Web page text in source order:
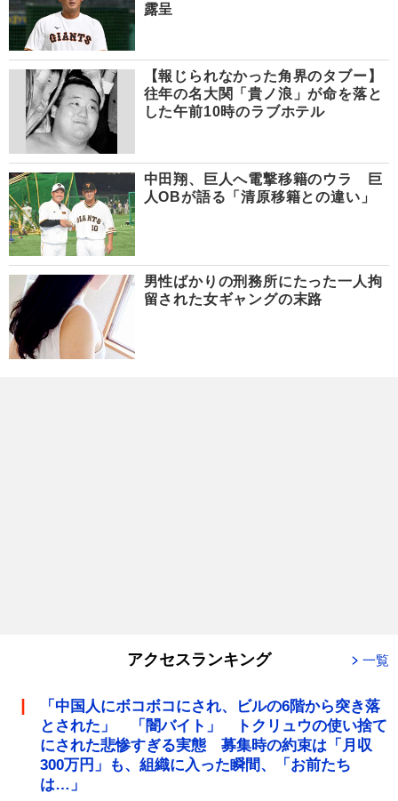
露呈
【報じられなかった角界のタブー】
往年の名大関「貴ノ浪」が命を落と
した午前10時のラブホテル
中田翔、巨人へ電撃移籍のウラ 巨
人OBが語る「清原移籍との違い」
男性ばかりの刑務所にたった一人拘
留された女ギャングの末路
アクセスランキング 一覧
「中国人にボコボコにされ、ビルの6階から突き落
とされた」 「闇バイト」 トクリュウの使い捨て
にされた悲惨すぎる実態 募集時の約束は「月収
300万円」も、組織に入った瞬間、「お前たち
は…」